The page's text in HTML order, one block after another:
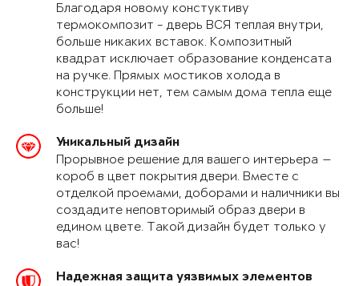
Благодаря новому констуктиву
термокомпозит - дверь ВСЯ теплая внутри,
больше никаких вставок. Композитный
квадрат исключает образование конденсата
на ручке. Прямых мостиков холода в
конструкции нет, тем самым дома тепла еще
больше!
Уникальный дизайн
Прорывное решение для вашего интерьера —
короб в цвет покрытия двери. Вместе с
отделкой проемами, доборами и наличники вы
создадите неповторимый образ двери в
едином цвете. Такой дизайн будет только у
вас!
Надежная защита уязвимых элементов